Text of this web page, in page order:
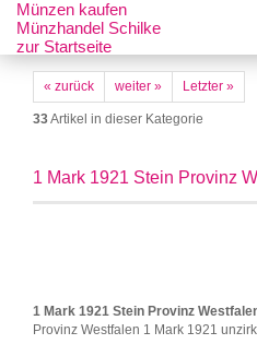
Münzen kaufen
Münzhandel Schilke
zur Startseite
« zurück weiter » Letzter »
33Artikel in dieser Kategorie
1 Mark 1921 Stein Provinz
1 Mark 1921 Stein Provinz
Provinz Westfalen 1 Mark 1921